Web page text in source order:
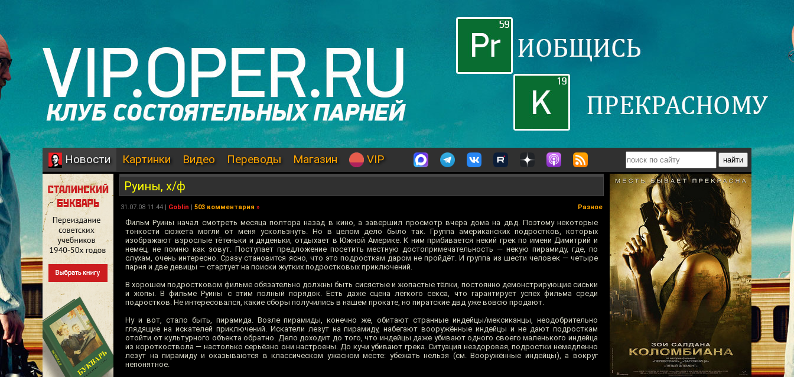
Новости Картинки Видео Переводы Магазин VIP
Руины, х/ф
31.07.08 11:44 | Goblin | 503 комментария » Разное
Фильм Руины начал смотреть месяца полтора назад в кино, а завершил просмотр вчера дома на двд. Поэтому некоторые
тонкости сюжета могли от меня ускользнуть. Но в целом дело было так. Группа американских подростков, которых
изображают взрослые тётеньки и дяденьки, отдыхает в Южной Америке. К ним прибивается некий грек по имени Димитрий и
немец, не помню как зовут. Поступает предложение посетить местную достопримечательность — некую пирамиду, где, по
слухам, очень интересно. Сразу становится ясно, что это подросткам даром не пройдёт. И группа из шести человек — четыре
парня и две девицы — стартует на поиски жутких подростковых приключений.
В хорошем подростковом фильме обязательно должны быть сисястые и жопастые тёлки, постоянно демонстрирующие сиськи
и жопы. В фильме Руины с этим полный порядок. Есть даже сцена лёгкого секса, что гарантирует успех фильма среди
подростков. Не интересовался, какие сборы получились в нашем прокате, но пиратские двд уже вовсю продают.
Ну и вот, стало быть, пирамида. Возле пирамиды, конечно же, обитают странные индейцы/мексиканцы, неодобрительно
глядящие на искателей приключений. Искатели лезут на пирамиду, набегают вооружённые индейцы и не дают подросткам
отойти от культурного объекта обратно. Дело доходит до того, что индейцы даже убивают одного своего маленького индейца
из короткоствола — настолько серьёзно они настроены. До кучи убивают грека. Ситуация нездоровая, подростки немедленно
лезут на пирамиду и оказываются в классическом ужасном месте: убежать нельзя (см. Вооружённые индейцы), а вокруг
непонятное.